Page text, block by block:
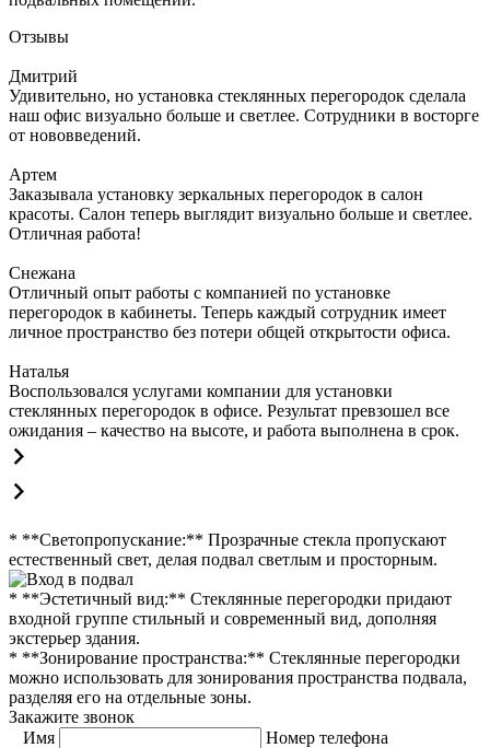
Отзывы
Дмитрий
Удивительно, но установка стеклянных перегородок сделала
наш офис визуально больше и светлее. Сотрудники в восторге
от нововведений.
Артем
Заказывала установку зеркальных перегородок в салон
красоты. Салон теперь выглядит визуально больше и светлее.
Отличная работа!
Снежана
Отличный опыт работы с компанией по установке
перегородок в кабинеты. Теперь каждый сотрудник имеет
личное пространство без потери общей открытости офиса.
Наталья
Воспользовался услугами компании для установки
стеклянных перегородок в офисе. Результат превзошел все
ожидания – качество на высоте, и работа выполнена в срок.
* **Светопропускание:** Прозрачные стекла пропускают
естественный свет, делая подвал светлым и просторным.
* **Эстетичный вид:** Стеклянные перегородки придают
входной группе стильный и современный вид, дополняя
экстерьер здания.
* **Зонирование пространства:** Стеклянные перегородки
можно использовать для зонирования пространства подвала,
разделяя его на отдельные зоны.
Закажите звонок
Имя
Номер телефона